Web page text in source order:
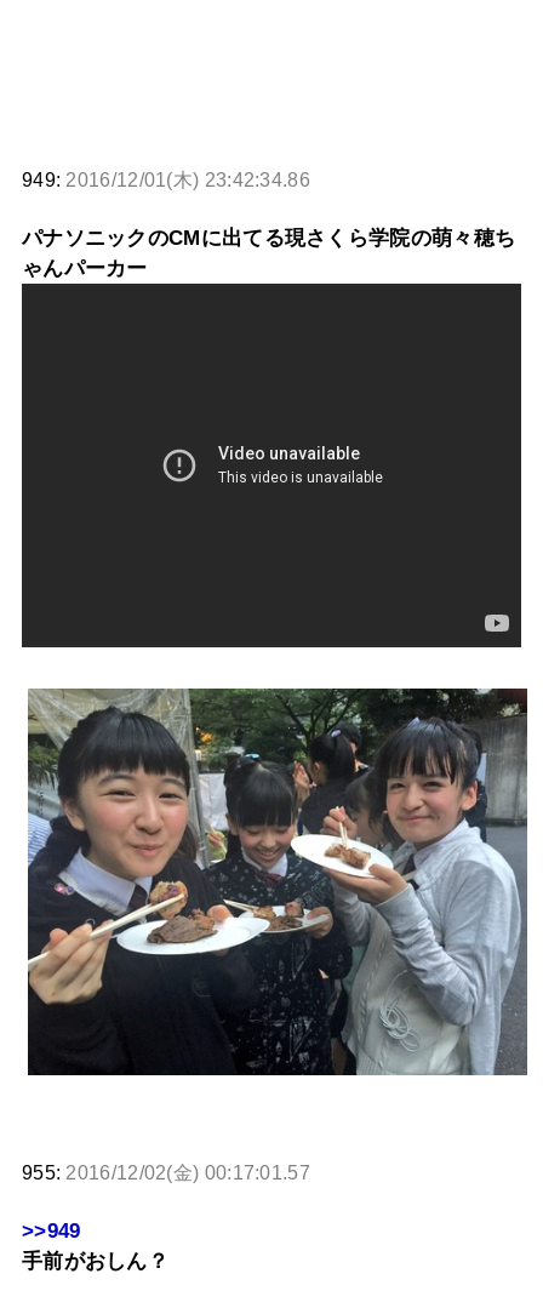
949: 2016/12/01(木) 23:42:34.86
パナソニックのCMに出てる現さくら学院の萌々穂ち
ゃんパーカー
955: 2016/12/02(金) 00:17:01.57
>>949
手前がおしん？